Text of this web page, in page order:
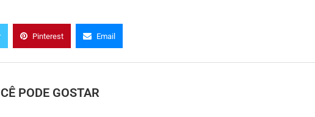
Pinterest Email
PODE GOSTAR